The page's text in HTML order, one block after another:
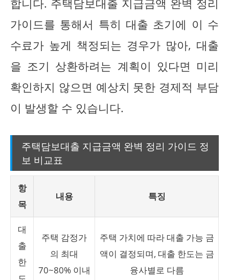
합니다. 주택담보대출 지급금액 완벽 정리
가이드를 통해서 특히 대출 초기에 이 수
수료가 높게 책정되는 경우가 많아, 대출
을 조기 상환하려는 계획이 있다면 미리
확인하지 않으면 예상치 못한 경제적 부담
이 발생할 수 있습니다.
주택담보대출 지급금액 완벽 정리 가이드 정
보 비교표
항
목
내용 특징
대
출
한
주택 감정가
의 최대
70~80% 이내
주택 가치에 따라 대출 가능 금
액이 결정되며, 대출 한도는 금
융사별로 다름